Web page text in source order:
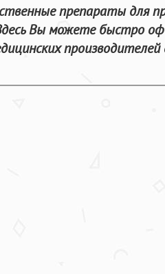
препараты для
Вы можете быстро